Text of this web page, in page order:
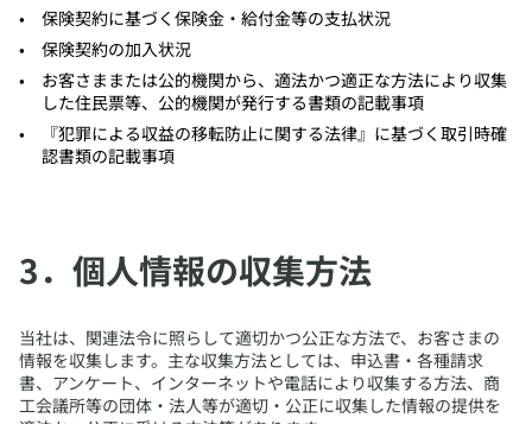
​保険契約に基づく保険金・給付金等の支払状況
​保険契約の加入状況
​お客さままたは公的機関から、適法かつ適正な方法により収集
した住民票等、公的機関が発行する書類の記載事項
​『犯罪による収益の移転防止に関する法律』に基づく取引時確
認書類の記載事項
​3．個人情報の収集方法
​当社は、関連法令に照らして適切かつ公正な方法で、お客さまの
情報を収集します。主な収集方法としては、申込書・各種請求
書、アンケート、インターネットや電話により収集する方法、商
工会議所等の団体・法人等が適切・公正に収集した情報の提供を